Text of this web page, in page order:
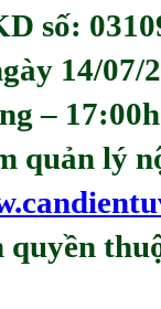
số:
14/07/
–
quản lý
quyền